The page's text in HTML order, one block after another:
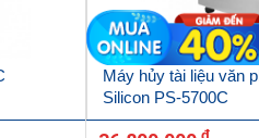
Máy hủy tài liệu văn
Silicon PS-5700C
đ